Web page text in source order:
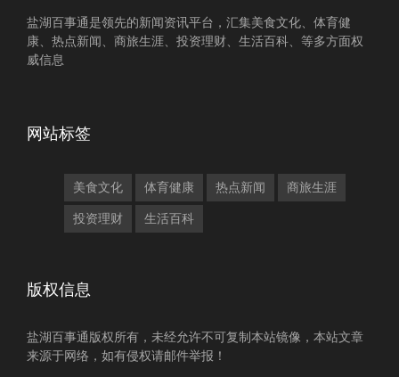
盐湖百事通是领先的新闻资讯平台，汇集美食文化、体育健
康、热点新闻、商旅生涯、投资理财、生活百科、等多方面权
威信息
网站标签
美食文化 体育健康 热点新闻 商旅生涯
投资理财 生活百科
版权信息
盐湖百事通版权所有，未经允许不可复制本站镜像，本站文章
来源于网络，如有侵权请邮件举报！